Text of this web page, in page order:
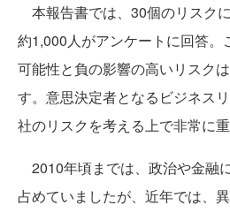
本報告書では、30個のリスク
約1,000人がアンケートに回答。
可能性と負の影響の高いリスク
す。意思決定者となるビジネス
社のリスクを考える上で非常に
2010年頃までは、政治や金融
占めていましたが、近年では、